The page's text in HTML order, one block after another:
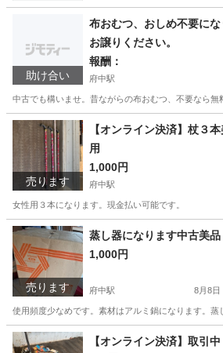
助け合い
布おむつ、おしめ不要にな
お譲りください。
報酬：
府中駅
中古でも構いませ。昔ながらの布おむつ、不要なら
広島 府中市 府中駅 買いたい/ください
売ります
【オンライン決済】杖３
用
1,000円
府中駅
女性用３本になります。現金払い可能です。
広島 府中市 府中駅 その他
売ります
蒸し器になります中古美品
1,000円
府中駅 8月8日
使用頻度少なめです。素材はアルミ鍋になります。蒸
広島 府中市 府中駅 カーペット/マット/
【オンライン決済】取引